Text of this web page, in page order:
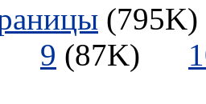
9 (87K)